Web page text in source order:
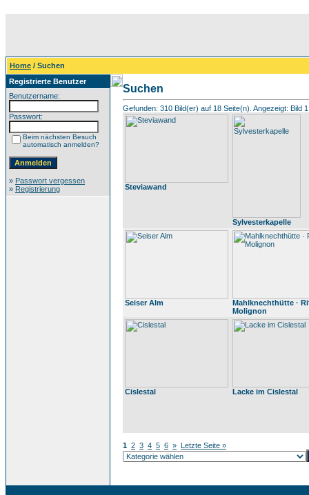
Home / Suchen
Registrierte Benutzer
Benutzername:
Passwort:
Beim nächsten Besuch
automatisch anmelden?
» Passwort vergessen
» Registrierung
Suchen
Gefunden: 310 Bild(er) auf 18 Seite(n). Angezeigt: Bild
Steviawand
Sylvesterkapelle
Seiser Alm
Mahlknechthütte ·
Molignon
Cislestal Lacke im Cislestal
1 2 3 4 5 6 » Letzte Seite »